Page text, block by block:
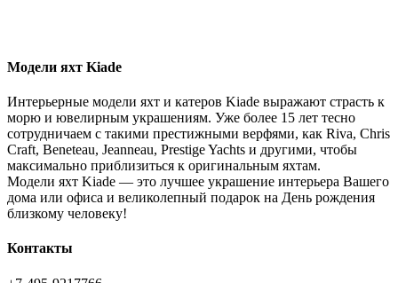
Модели яхт Kiade
Интерьерные модели яхт и катеров Kiade выражают страсть к
морю и ювелирным украшениям. Уже более 15 лет тесно
сотрудничаем с такими престижными верфями, как Riva, Chris
Craft, Beneteau, Jeanneau, Prestige Yachts и другими, чтобы
максимально приблизиться к оригинальным яхтам.
Модели яхт Kiade — это лучшее украшение интерьера Вашего
дома или офиса и великолепный подарок на День рождения
близкому человеку!
Контакты